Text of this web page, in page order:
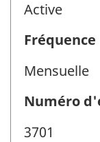
Active
Fréquence
Mensuelle
Numéro
3701